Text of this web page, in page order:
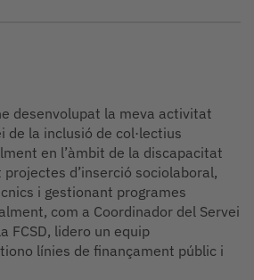
desenvolupat la meva activitat
de la inclusió de col·lectius
en l’àmbit de la discapacitat
d’inserció sociolaboral,
i gestionant programes
com a Coordinador del Servei
FCSD, lidero un equip
línies de finançament públic i